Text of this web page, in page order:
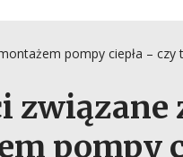
pompy ciepła – czy
związane
pompy